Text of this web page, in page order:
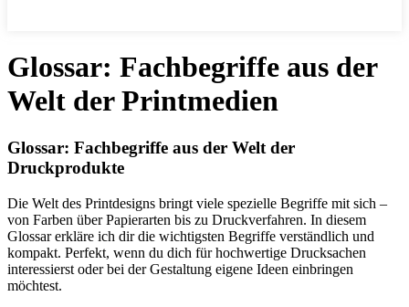
Glossar: Fachbegriffe aus der
Welt der Printmedien
Glossar: Fachbegriffe aus der Welt der
Druckprodukte
Die Welt des Printdesigns bringt viele spezielle Begriffe mit sich –
von Farben über Papierarten bis zu Druckverfahren. In diesem
Glossar erkläre ich dir die wichtigsten Begriffe verständlich und
kompakt. Perfekt, wenn du dich für hochwertige Drucksachen
interessierst oder bei der Gestaltung eigene Ideen einbringen
möchtest.